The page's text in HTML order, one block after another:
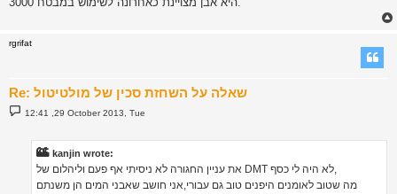
rgrifat
Re: שאלה על השחזת סכין של מולטיטול
P
o
12:41 ,29 October 2013, Tue
kanjin wrote:
מה שטוב לאומנים היפנים טוב גם עבורי,אני חושב שאבני המים הן משנתם